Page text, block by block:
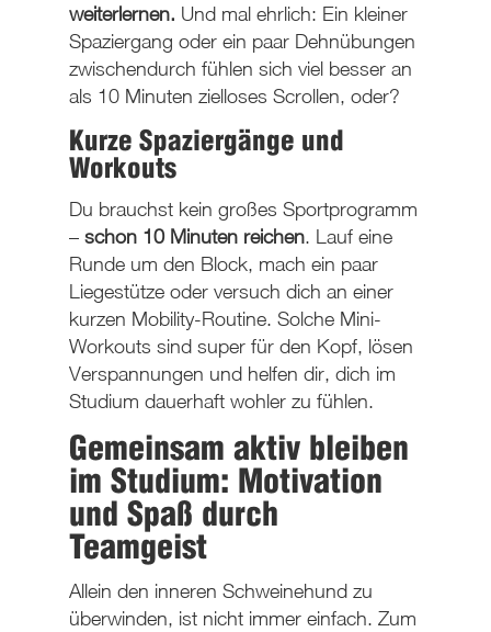
weiterlernen. Und mal ehrlich: Ein kleiner
Spaziergang oder ein paar Dehnübungen
zwischendurch fühlen sich viel besser an
als 10 Minuten zielloses Scrollen, oder?
Kurze Spaziergänge und
Workouts
Du brauchst kein großes Sportprogramm
– schon 10 Minuten reichen. Lauf eine
Runde um den Block, mach ein paar
Liegestütze oder versuch dich an einer
kurzen Mobility-Routine. Solche Mini-
Workouts sind super für den Kopf, lösen
Verspannungen und helfen dir, dich im
Studium dauerhaft wohler zu fühlen.
Gemeinsam aktiv bleiben
im Studium: Motivation
und Spaß durch
Teamgeist
Allein den inneren Schweinehund zu
überwinden, ist nicht immer einfach. Zum